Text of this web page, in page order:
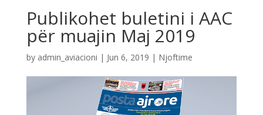
Publikohet buletini i AAC
për muajin Maj 2019
by admin_aviacioni | Jun 6, 2019 | Njoftime